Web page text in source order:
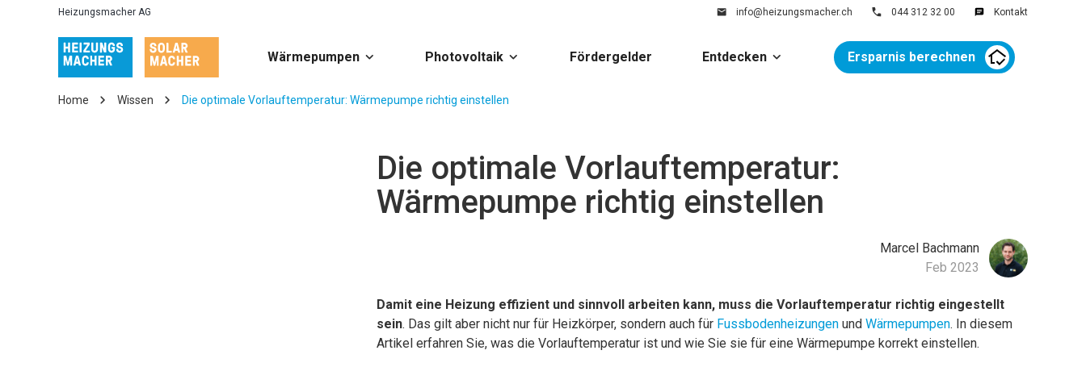
Heizungsmacher AG info@heizungsmacher.ch 044 312 32 00 Kontakt
Wärmepumpen Photovoltaik Fördergelder Entdecken Ersparnis berechnen
Home Wissen Die optimale Vorlauftemperatur: Wärmepumpe richtig einstellen
Die optimale Vorlauftemperatur:
Wärmepumpe richtig einstellen
Marcel Bachmann
Feb 2023
Damit eine Heizung effizient und sinnvoll arbeiten kann, muss die Vorlauftemperatur richtig eingestellt
sein. Das gilt aber nicht nur für Heizkörper, sondern auch für Fussbodenheizungen undWärmepumpen. In diesem
Artikel erfahren Sie, was die Vorlauftemperatur ist und wie Sie sie für eine Wärmepumpe korrekt einstellen.